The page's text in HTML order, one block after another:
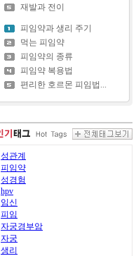
재발과 전이
피임약과 생리 주기
먹는 피임약
피임약의 종류
피임약 복용법
편리한 호르몬 피임법...
성관계
피임약
성경험
hpv
임신
피임
자궁경부암
자궁
생리